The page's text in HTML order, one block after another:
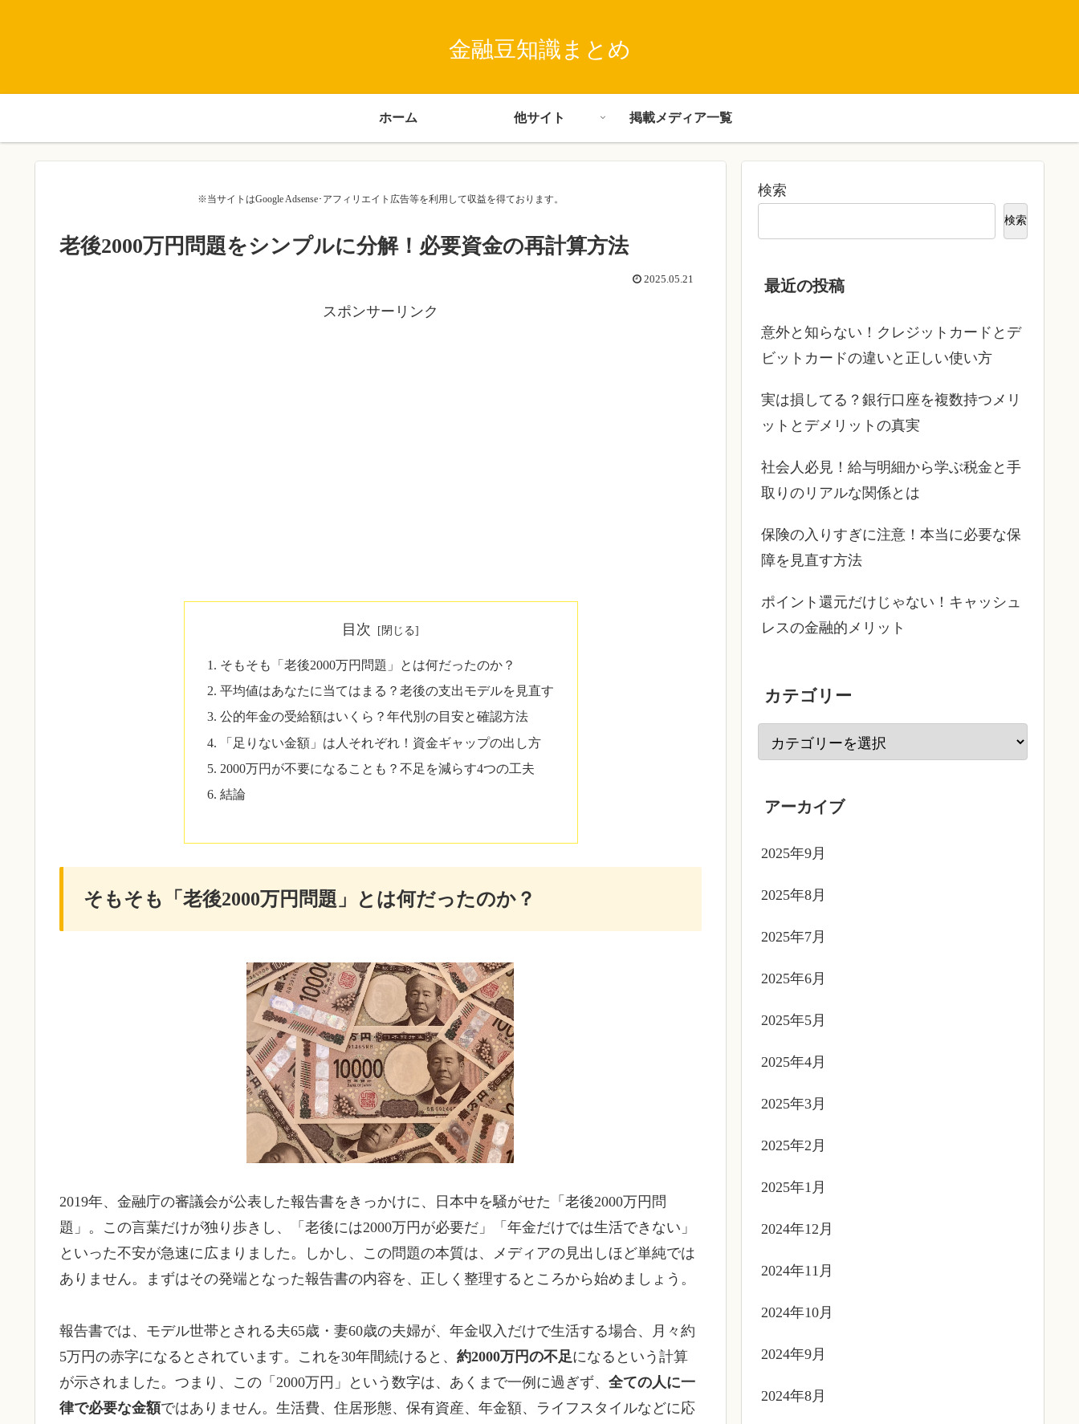
金融豆知識まとめ
ホーム 他サイト 掲載メディア一覧
※当サイトはGoogle Adsense･アフィリエイト広告等を利用して収益を得ております。
老後2000万円問題をシンプルに分解！必要資金の再計算方法
2025.05.21
スポンサーリンク
目次
そもそも「老後2000万円問題」とは何だったのか？
平均値はあなたに当てはまる？老後の支出モデルを見直す
公的年金の受給額はいくら？年代別の目安と確認方法
「足りない金額」は人それぞれ！資金ギャップの出し方
2000万円が不要になることも？不足を減らす4つの工夫
結論
そもそも「老後2000万円問題」とは何だったのか？
2019年、金融庁の審議会が公表した報告書をきっかけに、日本中を騒がせた「老後2000万円問
題」。この言葉だけが独り歩きし、「老後には2000万円が必要だ」「年金だけでは生活できない」
といった不安が急速に広まりました。しかし、この問題の本質は、メディアの見出しほど単純では
ありません。まずはその発端となった報告書の内容を、正しく整理するところから始めましょう。
報告書では、モデル世帯とされる夫65歳・妻60歳の夫婦が、年金収入だけで生活する場合、月々約
5万円の赤字になるとされています。これを30年間続けると、 約2000万円の不足になるという計算
が示されました。つまり、この「2000万円」という数字は、あくまで一例に過ぎず、 全ての人に一
律で必要な金額ではありません。生活費、住居形態、保有資産、年金額、ライフスタイルなどに応
検索
検索
最近の投稿
意外と知らない！クレジットカードとデ
ビットカードの違いと正しい使い方
実は損してる？銀行口座を複数持つメリ
ットとデメリットの真実
社会人必見！給与明細から学ぶ税金と手
取りのリアルな関係とは
保険の入りすぎに注意！本当に必要な保
障を見直す方法
ポイント還元だけじゃない！キャッシュ
レスの金融的メリット
カテゴリー
アーカイブ
2025年9月
2025年8月
2025年7月
2025年6月
2025年5月
2025年4月
2025年3月
2025年2月
2025年1月
2024年12月
2024年11月
2024年10月
2024年9月
2024年8月